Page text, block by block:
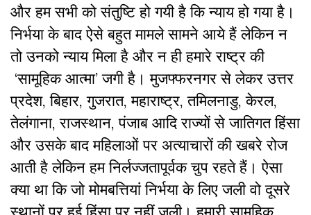
और हम सभी को संतुष्टि हो गयी है कि न्याय हो गया है।
निर्भया के बाद ऐसे बहुत मामले सामने आये हैं लेकिन न
तो उनको न्याय मिला है और न ही हमारे राष्ट्र की
‘सामूहिक आत्मा’ जगी है। मुजफ्फरनगर से लेकर उत्तर
प्रदेश, बिहार, गुजरात, महाराष्ट्र, तमिलनाडु, केरल,
तेलंगाना, राजस्थान, पंजाब आदि राज्यों से जातिगत हिंसा
और उसके बाद महिलाओं पर अत्याचारों की खबरे रोज
आती है लेकिन हम निर्लज्जतापूर्वक चुप रहते हैं। ऐसा
क्या था कि जो मोमबत्तियां निर्भया के लिए जली वो दूसरे